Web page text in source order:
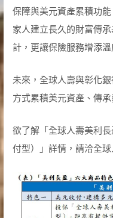
保障與美元資產累積功
家人建立長久的財富傳
計，更讓保險服務增添溫
未來，全球人壽與彰化
方式累積美元資產、傳
欲了解「全球人壽美利
付型）」詳情，請洽全